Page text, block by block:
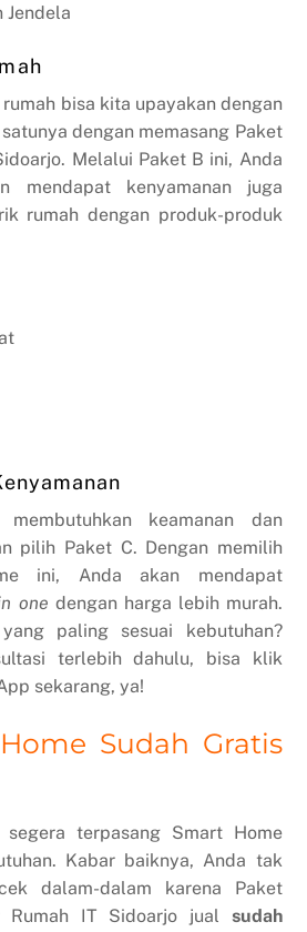
Jendela
bisa kita upayakan dengan
dengan memasang Paket
Melalui Paket B ini, Anda
mendapat kenyamanan juga
rumah dengan produk-produk
keamanan dan
pilih Paket C. Dengan memilih
ini, Anda akan mendapat
one dengan harga lebih murah.
paling sesuai kebutuhan?
terlebih dahulu, bisa klik
sekarang, ya!
Sudah Gratis
segera terpasang Smart Home
Kabar baiknya, Anda tak
dalam-dalam karena Paket
Rumah IT Sidoarjo jual sudah